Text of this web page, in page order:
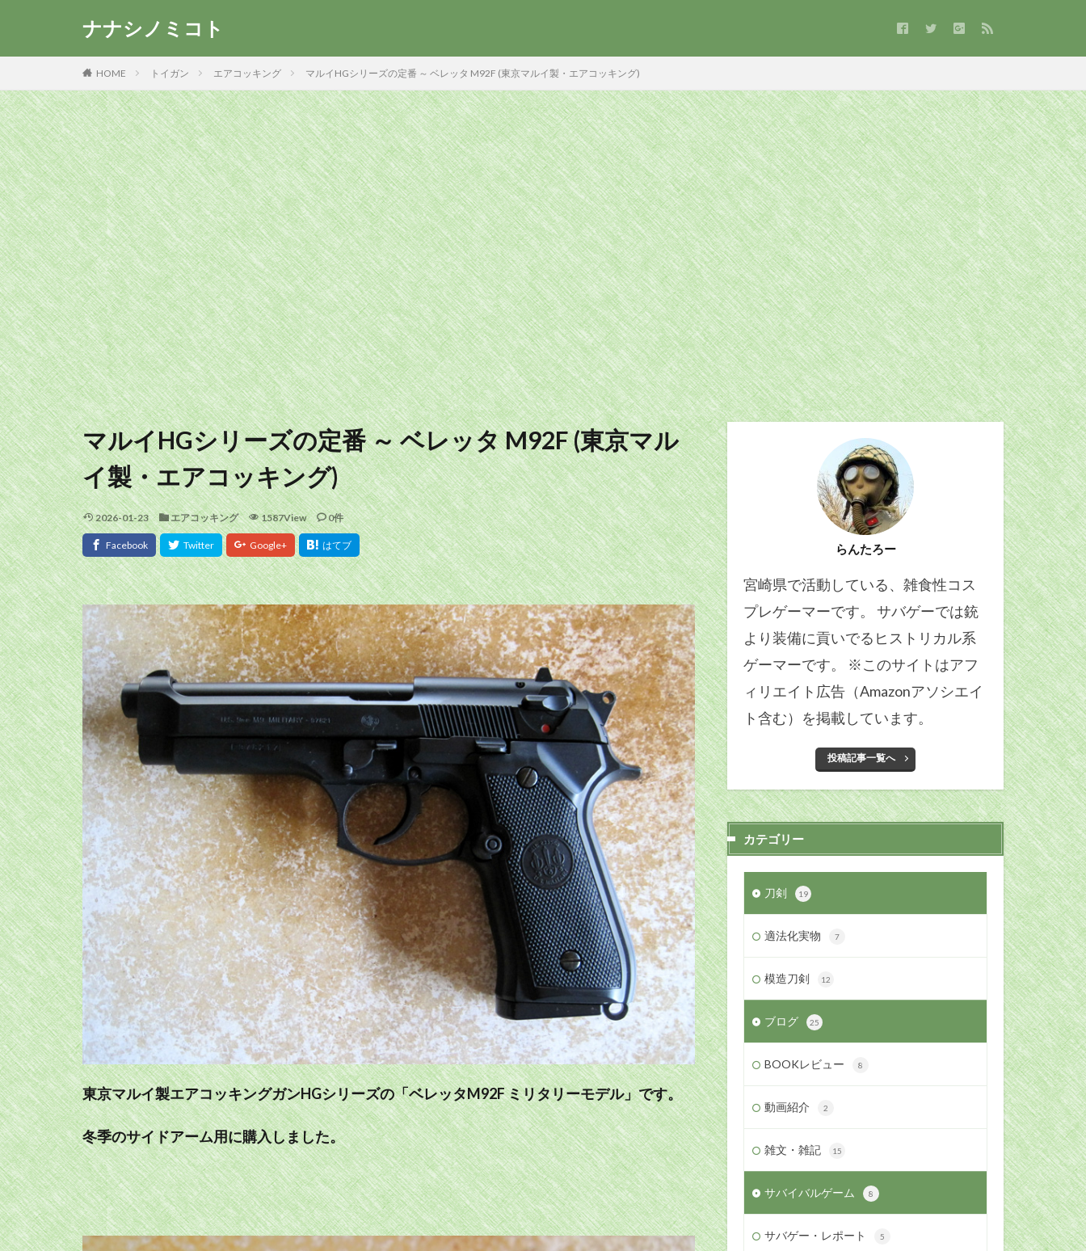
ナナシノミコト
HOME トイガン エアコッキング マルイHGシリーズの定番 ～ ベレッタ M92F (東京マルイ製・エアコッキング)
マルイHGシリーズの定番 ～ ベレッタ M92F (東京マル
イ製・エアコッキング)
2026-01-23 エアコッキング 1587View 0件
東京マルイ製エアコッキングガンHGシリーズの「ベレッタM92F ミリタリーモデル」です。
冬季のサイドアーム用に購入しました。
らんたろー
宮崎県で活動している、雑食性コス
プレゲーマーです。 サバゲーでは銃
より装備に貢いでるヒストリカル系
ゲーマーです。 ※このサイトはアフ
ィリエイト広告（Amazonアソシエイ
ト含む）を掲載しています。
投稿記事一覧へ
カテゴリー
刀剣 19
適法化実物 7
模造刀剣 12
ブログ 25
BOOKレビュー 8
動画紹介 2
雑文・雑記 15
サバイバルゲーム 8
サバゲー・レポート 5